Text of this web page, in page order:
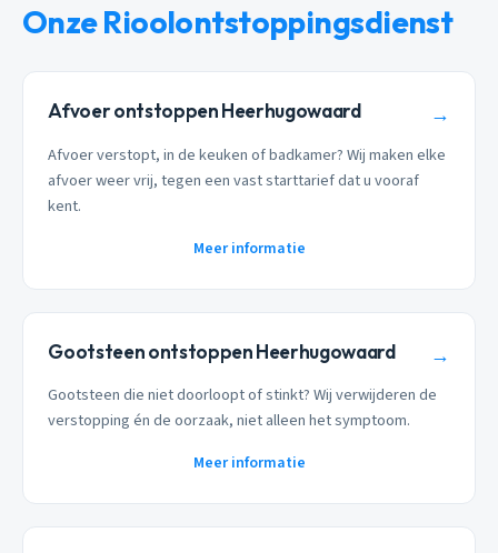
Onze Rioolontstoppingsdienst
Afvoer ontstoppen Heerhugowaard →
Afvoer verstopt, in de keuken of badkamer? Wij maken elke
afvoer weer vrij, tegen een vast starttarief dat u vooraf
kent.
Meer informatie
Gootsteen ontstoppen Heerhugowaard →
Gootsteen die niet doorloopt of stinkt? Wij verwijderen de
verstopping én de oorzaak, niet alleen het symptoom.
Meer informatie